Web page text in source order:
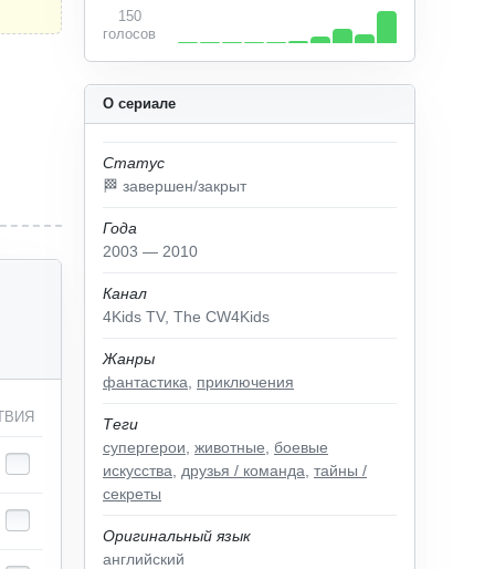
О сериале
Статус
🏁 завершен/закрыт
Года
2003 — 2010
Канал
4Kids TV, The CW4Kids
Жанры
фантастика
приключения
Теги
супергерои животные боевые
искусства
друзья / команда тайны /
секреты
Оригинальный язык
английский
150
голосов